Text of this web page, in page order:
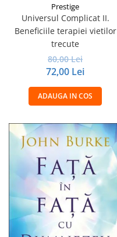
Prestige
Universul Complicat II.
Beneficiile terapiei vietilor
trecute
80,00 Lei
72,00 Lei
ADAUGA IN COS